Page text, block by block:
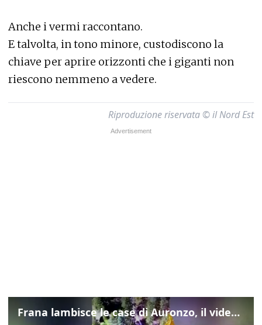
Anche i vermi raccontano.
E talvolta, in tono minore, custodiscono la
chiave per aprire orizzonti che i giganti non
riescono nemmeno a vedere.
Riproduzione riservata © il Nord Est
Frana lambisce le case di Auronzo, il video dall'elicottero dei vigili del fuoco